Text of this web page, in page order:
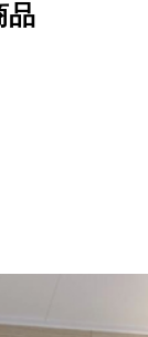
品